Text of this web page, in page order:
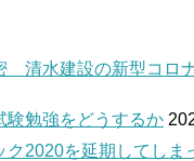
清水建設の新型コロ
験勉強をどうするか
ク2020を延期してしま